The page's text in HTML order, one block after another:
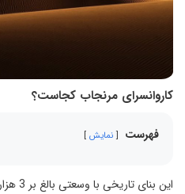
کاروانسرای مرنجاب کجاست؟
فهرست نمایش